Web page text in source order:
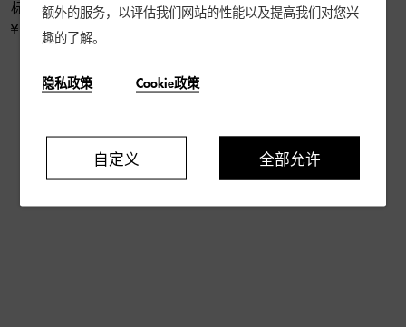
标牌弹力棉质长裤
¥ 6,100
额外的服务，以评估我们网站的性能以及提高我们对您兴
趣的了解。
隐私政策 Cookie政策
自定义 全部允许